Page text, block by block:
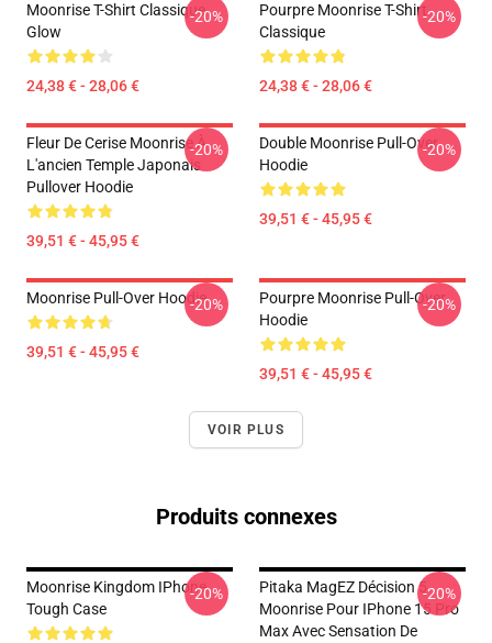
Moonrise T-Shirt Classique
Glow
24,38 € - 28,06 €
-20%
Pourpre Moonrise T-Shirt
Classique
24,38 € - 28,06 €
-20%
Fleur De Cerise Moonrise À
L'ancien Temple Japonais
Pullover Hoodie
39,51 € - 45,95 €
-20%
Double Moonrise Pull-Over
Hoodie
39,51 € - 45,95 €
-20%
Moonrise Pull-Over Hoodie
39,51 € - 45,95 €
-20%
Pourpre Moonrise Pull-Over
Hoodie
39,51 € - 45,95 €
-20%
VOIR PLUS
Produits connexes
Moonrise Kingdom IPhone
Tough Case
-20%
Pitaka MagEZ Décision 5
Moonrise Pour IPhone 15 Pro
Max Avec Sensation De
-20%